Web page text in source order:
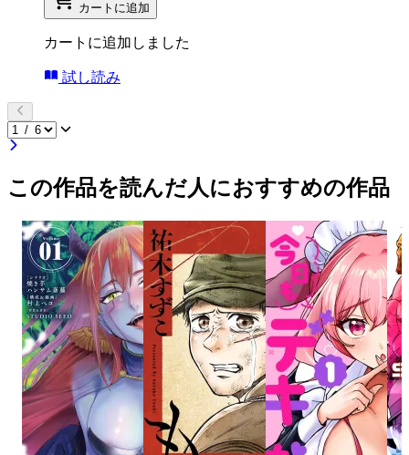
カートに追加
カートに追加しました
試し読み
この作品を読んだ人におすすめの作品